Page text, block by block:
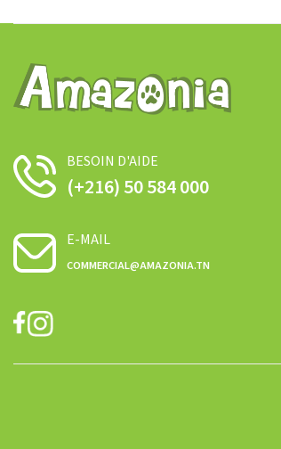
BESOIN D'AIDE
(+216) 50 584 000
E-MAIL
COMMERCIAL@AMAZONIA.TN